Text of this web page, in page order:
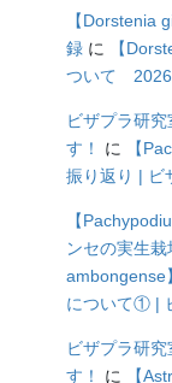
【Dorstenia
録 に
【
ついて 2026
ビザプラ研
す！
に
【
振り返り | ビ
【
ンセの実生
ambongense
について① |
ビザプラ研
す！
に 【